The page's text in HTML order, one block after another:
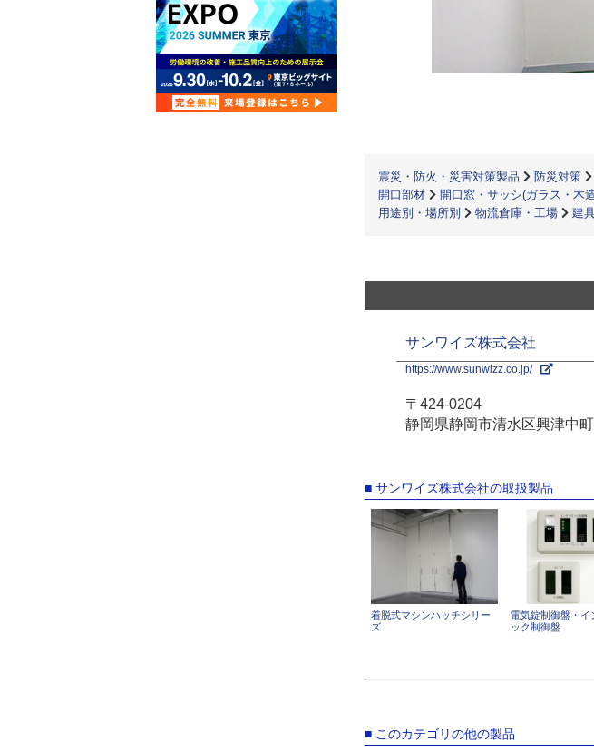
震災・防火・災害対策製品 防災対策
開口部材
開口窓・サッシ(ガラス・木
用途別・場所別
物流倉庫・工場 建
サンワイズ株式会社
https://www.sunwizz.co.jp/
〒424-0204
静岡県静岡市清水区興津中
■ サンワイズ株式会社の取扱製品
着脱式マシンハッチシリー
ズ
電気錠制御盤・イ
ック制御盤
■ このカテゴリの他の製品